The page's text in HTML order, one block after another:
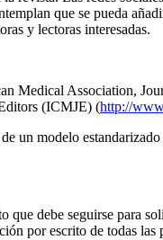
que se pueda
y lectoras interesadas.
Medical Association,
(ICMJE) (http://
un modelo
debe seguirse para
por escrito de todas